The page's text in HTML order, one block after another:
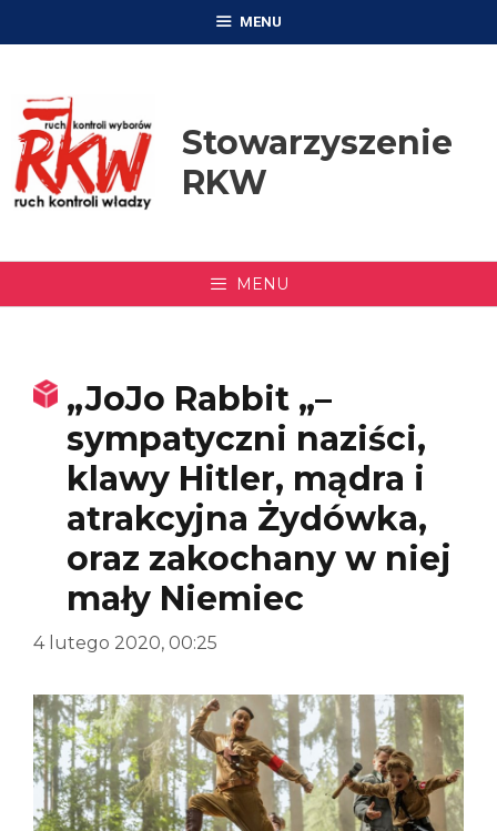
MENU
Stowarzyszenie
RKW
MENU
„JoJo Rabbit „–
sympatyczni naziści,
klawy Hitler, mądra i
atrakcyjna Żydówka,
oraz zakochany w niej
mały Niemiec
4 lutego 2020, 00:25